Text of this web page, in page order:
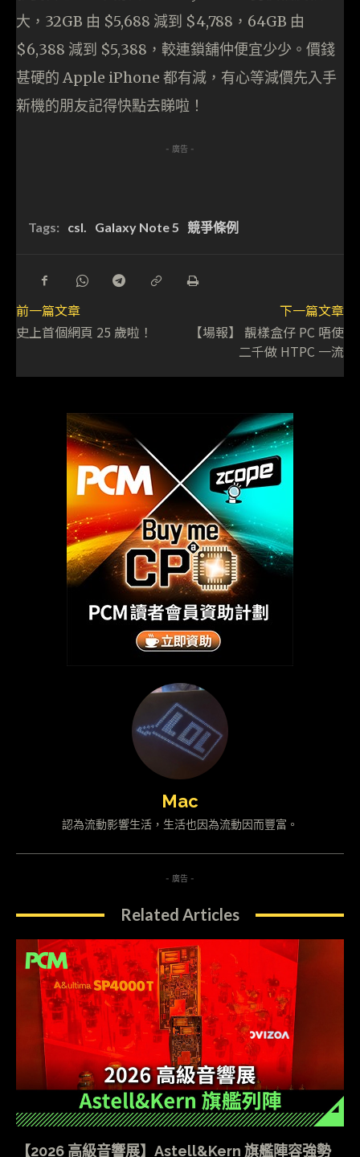
大，32GB 由 $5,688 減到 $4,788，64GB 由
$6,388 減到 $5,388，較連鎖舖仲便宜少少。價錢
甚硬的 Apple iPhone 都有減，有心等減價先入手
新機的朋友記得快點去睇啦！
- 廣告 -
Tags: csl. Galaxy Note 5 競爭條例
前一篇文章
史上首個網頁 25 歲啦！
下一篇文章
【場報】 靚樣盒仔 PC 唔使
二千做 HTPC 一流
Mac
認為流動影響生活，生活也因為流動因而豐富。
- 廣告 -
Related Articles
【2026 高級音響展】Astell&Kern 旗艦陣容強勢